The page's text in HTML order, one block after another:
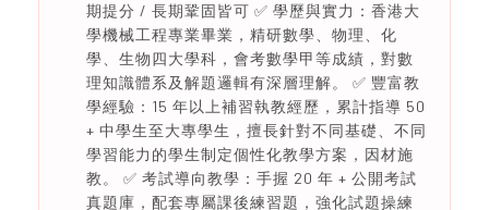
期提分 / 長期鞏固皆可 ✅ 學歷與實力：香港大
學機械工程專業畢業，精研數學、物理、化
學、生物四大學科，會考數學甲等成績，對數
理知識體系及解題邏輯有深層理解。 ✅ 豐富教
學經驗：15 年以上補習執教經歷，累計指導 50
+ 中學生至大專學生，擅長針對不同基礎、不同
學習能力的學生制定個性化教學方案，因材施
教。 ✅ 考試導向教學：手握 20 年 + 公開考試
真題庫，配套專屬課後練習題，強化試題操練